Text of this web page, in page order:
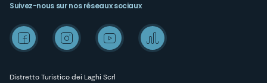
Distretto Turistico dei Laghi Scrl
Suivez-nous sur nos réseaux sociaux